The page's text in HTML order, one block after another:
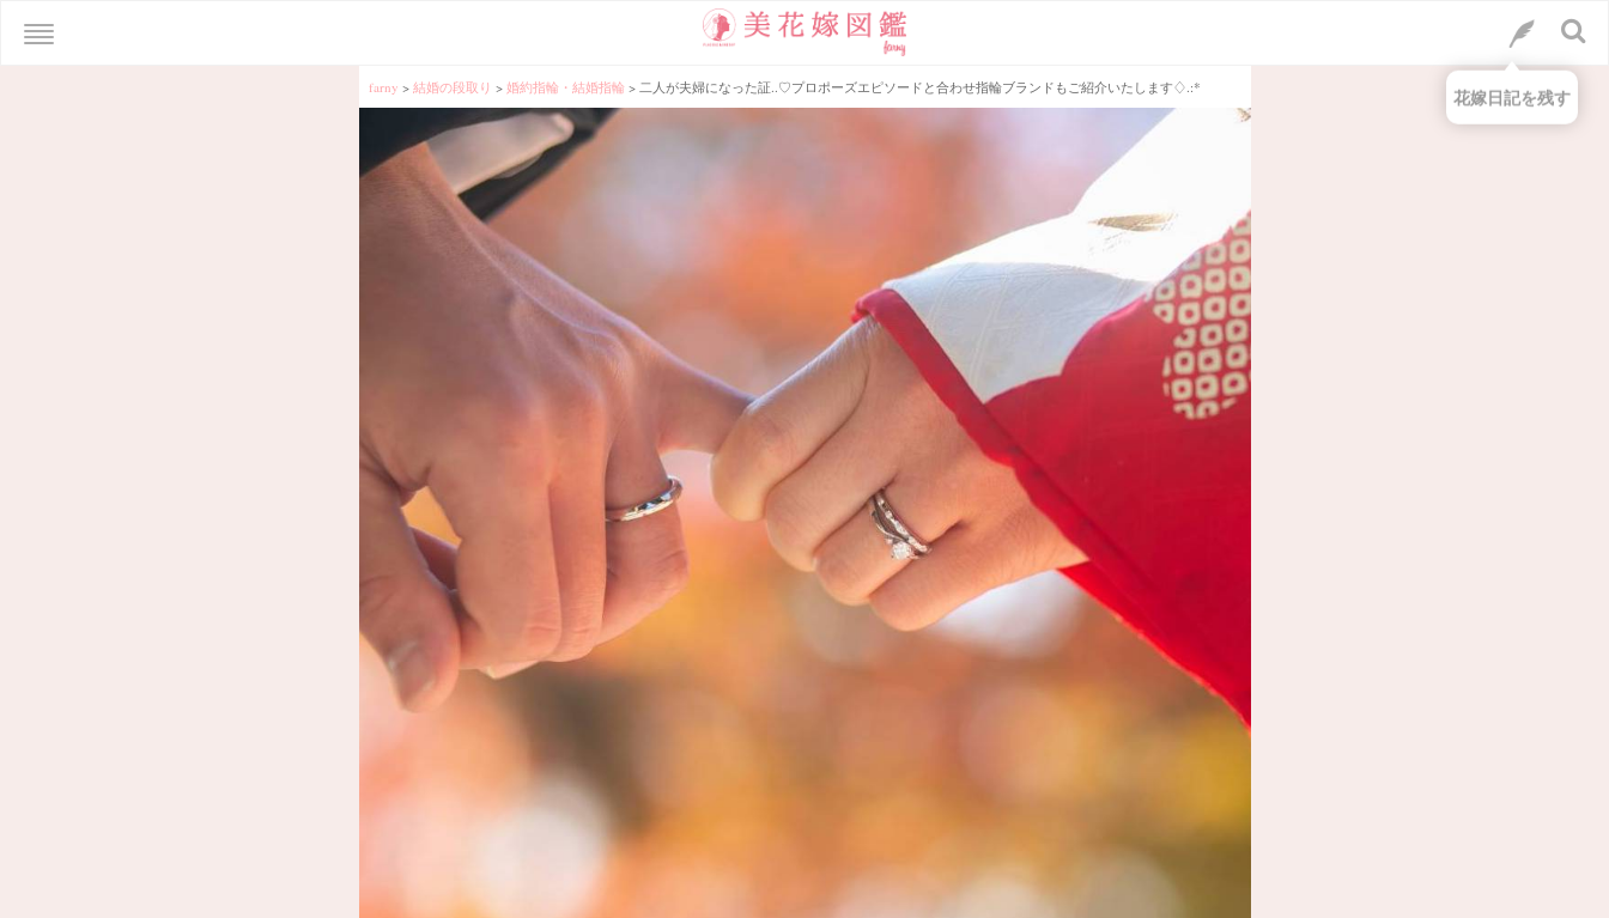
farny > 結婚の段取り > 婚約指輪・結婚指輪> 二人が夫婦になった証..♡プロポーズエピソードと合わせ指輪ブランドもご紹介いたします♢.:* 花嫁日記を残す